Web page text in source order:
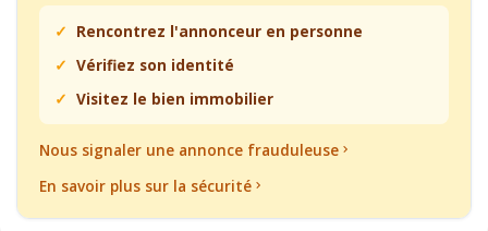
Rencontrez l'annonceur en personne
Vérifiez son identité
Visitez le bien immobilier
Nous signaler une annonce frauduleuse
En savoir plus sur la sécurité